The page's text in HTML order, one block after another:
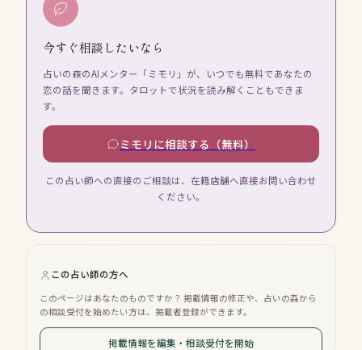
今すぐ相談したいなら
占いの森のAIメンター「ミモリ」が、いつでも無料であなたの
恋の話を聞きます。タロットで状況を読み解くこともできま
す。
ミモリに相談する（無料）
この占い師への直接のご相談は、在籍店舗へ直接お問い合わせ
ください。
この占い師の方へ
このページはあなたのものですか？ 掲載情報の修正や、占いの森から
の相談受付を始めたい方は、掲載者登録ができます。
掲載情報を編集・相談受付を開始